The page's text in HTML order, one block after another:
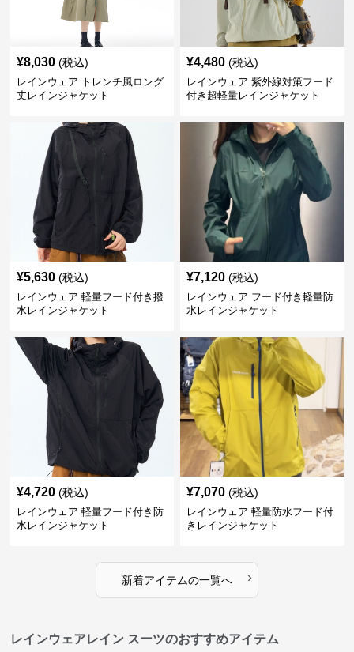
¥8,030 (税込)
レインウェア トレンチ風ロング
丈レインジャケット
¥4,480 (税込)
レインウェア 紫外線対策フード
付き超軽量レインジャケット
¥5,630 (税込)
レインウェア 軽量フード付き撥
水レインジャケット
¥7,120 (税込)
レインウェア フード付き軽量防
水レインジャケット
¥4,720 (税込)
レインウェア 軽量フード付き防
水レインジャケット
¥7,070 (税込)
レインウェア 軽量防水フード付
きレインジャケット
新着アイテムの一覧へ ›
レインウェアレイン スーツのおすすめアイテム